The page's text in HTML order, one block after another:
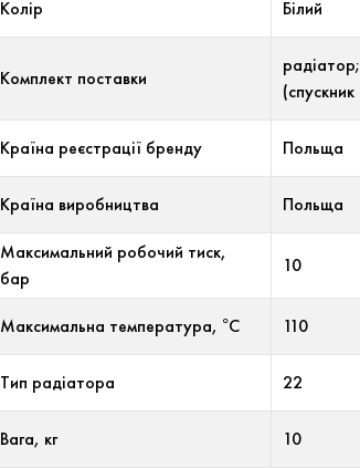
Колір Білий
Комплект поставки
Країна реєстрації бренду Польща
Країна виробництва Польща
Максимальний робочий тиск,
бар
10
Максимальна температура, °С 110
Тип радіатора 22
Вага, кг 10